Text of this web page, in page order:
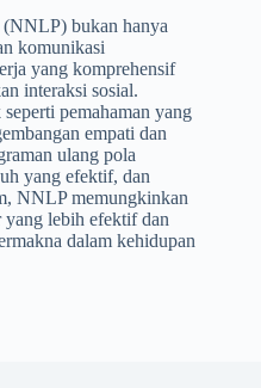
bukan hanya
komunikasi
yang komprehensif
interaksi sosial.
pemahaman yang
empati dan
ulang pola
yang efektif, dan
NNLP memungkinkan
lebih efektif dan
dalam kehidupan